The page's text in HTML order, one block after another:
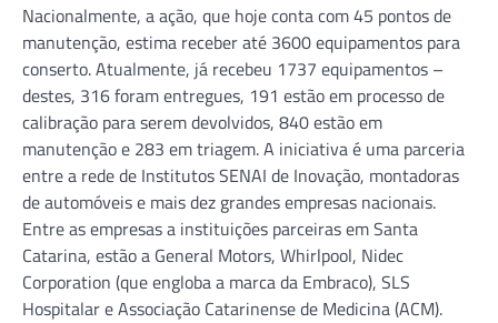
Nacionalmente, a ação, que hoje conta com 45 pontos de
manutenção, estima receber até 3600 equipamentos para
conserto. Atualmente, já recebeu 1737 equipamentos –
destes, 316 foram entregues, 191 estão em processo de
calibração para serem devolvidos, 840 estão em
manutenção e 283 em triagem. A iniciativa é uma parceria
entre a rede de Institutos SENAI de Inovação, montadoras
de automóveis e mais dez grandes empresas nacionais.
Entre as empresas a instituições parceiras em Santa
Catarina, estão a General Motors, Whirlpool, Nidec
Corporation (que engloba a marca da Embraco), SLS
Hospitalar e Associação Catarinense de Medicina (ACM).